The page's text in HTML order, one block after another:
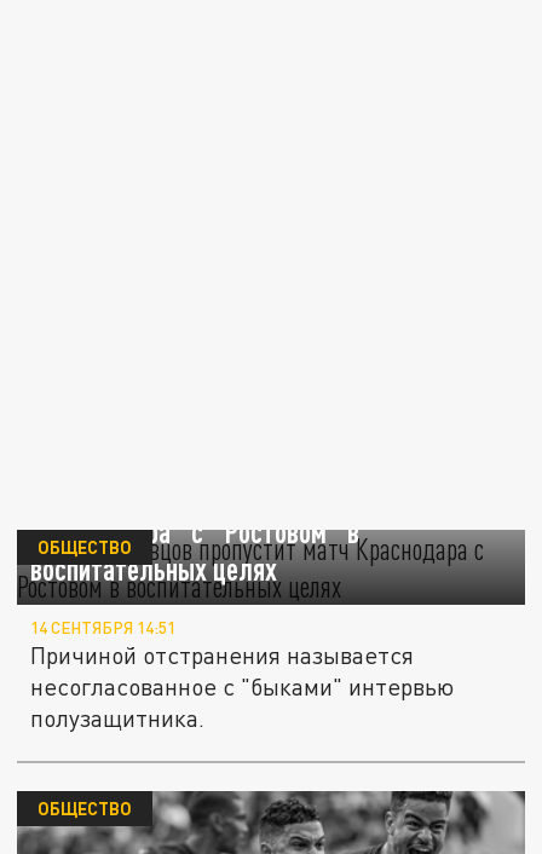
"Краснодара" с "Ростовом" в
воспитательных целях
ОБЩЕСТВО
14 СЕНТЯБРЯ 14:51
Причиной отстранения называется
несогласованное с "быками" интервью
полузащитника.
ОБЩЕСТВО